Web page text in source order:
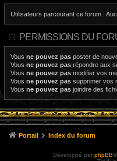
Utilisateurs parcourant ce forum :
PERMISSIONS DU
Vous ne pouvez pas poster de
Vous ne pouvez pas répondre aux
Vous ne pouvez pas modifier vos
Vous ne pouvez pas supprimer vos
Vous ne pouvez pas joindre des
Portail Index du forum
Développé par phpBB